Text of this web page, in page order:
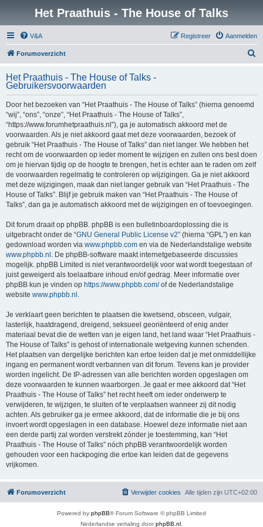
Het Praathuis - The House of Talks
V&A Aanmelden
Registreer
Forumoverzicht
k
Het Praathuis - The House of Talks -
Gebruikersvoorwaarden
Door het bezoeken van “Het Praathuis - The House of Talks” (hierna genoemd
“wij”, “ons”, “onze”, “Het Praathuis - The House of Talks”,
“https://www.forumhetpraathuis.nl”), ga je automatisch akkoord met de
voorwaarden. Als je niet akkoord gaat met deze voorwaarden, bezoek of
gebruik “Het Praathuis - The House of Talks” dan niet langer. We hebben het
recht om de voorwaarden op ieder moment te wijzigen en zullen ons best doen
om je hiervan tijdig op de hoogte te brengen, het is echter aan te raden om zelf
de voorwaarden regelmatig te controleren op wijzigingen. Ga je niet akkoord
met deze wijzigingen, maak dan niet langer gebruik van “Het Praathuis - The
House of Talks”. Blijf je gebruik maken van “Het Praathuis - The House of
Talks”, dan ga je automatisch akkoord met de wijzigingen en of toevoegingen.
Dit forum draait op phpBB. phpBB is een bulletinboardoplossing die is
uitgebracht onder de “GNU General Public License v2” (hierna “GPL”) en kan
gedownload worden via www.phpbb.com en via de Nederlandstalige website
www.phpbb.nl . De phpBB-software maakt internetgebaseerde discussies
mogelijk. phpBB Limited is niet verantwoordelijk voor wat wordt toegestaan of
juist geweigerd als toelaatbare inhoud en/of gedrag. Meer informatie over
phpBB kun je vinden op https://www.phpbb.com/of de Nederlandstalige
website www.phpbb.nl .
Je verklaart geen berichten te plaatsen die kwetsend, obsceen, vulgair,
lasterlijk, haatdragend, dreigend, seksueel georiënteerd of enig ander
materiaal bevat die de wetten van je eigen land, het land waar “Het Praathuis -
The House of Talks” is gehost of internationale wetgeving kunnen schenden.
Het plaatsen van dergelijke berichten kan ertoe leiden dat je met onmiddellijke
ingang en permanent wordt verbannen van dit forum. Tevens kan je provider
worden ingelicht. De IP-adressen van alle berichten worden opgeslagen om
deze voorwaarden te kunnen waarborgen. Je gaat er mee akkoord dat “Het
Praathuis - The House of Talks” het recht heeft om ieder onderwerp te
verwijderen, te wijzigen, te sluiten of te verplaatsen wanneer zij dit nodig
achten. Als gebruiker ga je ermee akkoord, dat de informatie die je bij ons
invoert wordt opgeslagen in een database. Hoewel deze informatie niet aan
een derde partij zal worden verstrekt zónder je toestemming, kan “Het
Praathuis - The House of Talks” nóch phpBB verantwoordelijk worden
gehouden voor een hackpoging die ertoe kan leiden dat de gegevens
vrijkomen.
Forumoverzicht Alle tijden zijn UTC+02:00
Verwijder cookies
Powered by phpBB® Forum Software © phpBB Limited
Nederlandse vertaling doorphpBB.nl